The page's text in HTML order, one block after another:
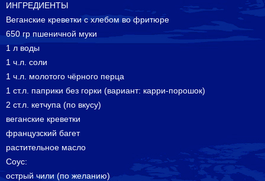
ИНГРЕДИЕНТЫ
Веганские креветки с хлебом во фритюре
650 гр пшеничной муки
1 л воды
1 ч.л. соли
1 ч.л. молотого чёрного перца
1 ст.л. паприки без горки (вариант: карри-порошок)
2 ст.л. кетчупа (по вкусу)
веганские креветки
французский багет
растительное масло
Соус:
острый чили (по желанию)